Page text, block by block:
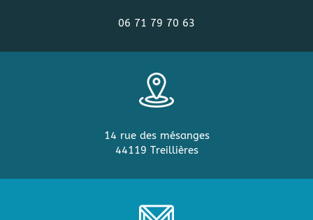
06 71 79 70 63
14 rue des mésanges
44119 Treillières